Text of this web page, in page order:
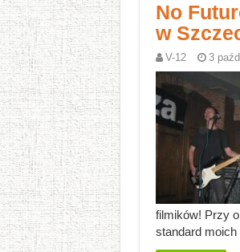
No
w
V-12 3
filmików! Przy
standard